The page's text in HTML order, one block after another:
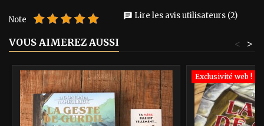
Note chat Lire les avis utilisateurs (2)
VOUS AIMEREZ AUSSI >
<
Exclusivité web !